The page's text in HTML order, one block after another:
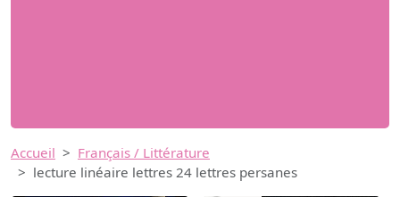
Accueil
Français / Littérature
lecture linéaire lettres 24 lettres persanes